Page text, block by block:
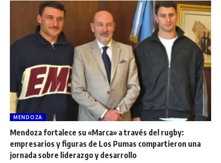
MENDOZA
Mendoza fortalece su «Marca» a través del rugby:
empresarios y figuras de Los Pumas compartieron una
jornada sobre liderazgo y desarrollo